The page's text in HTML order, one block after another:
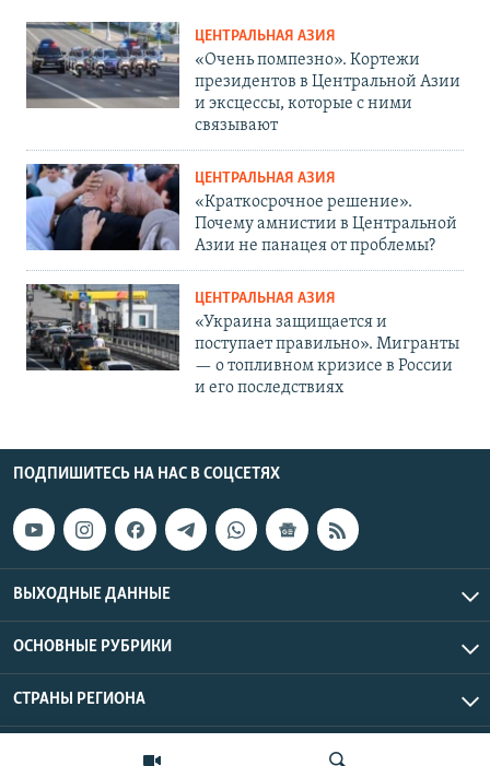
ЦЕНТРАЛЬНАЯ АЗИЯ
«Очень помпезно». Кортежи
президентов в Центральной Азии
и эксцессы, которые с ними
связывают
ЦЕНТРАЛЬНАЯ АЗИЯ
«Краткосрочное решение».
Почему амнистии в Центральной
Азии не панацея от проблемы?
ЦЕНТРАЛЬНАЯ АЗИЯ
«Украина защищается и
поступает правильно». Мигранты
— о топливном кризисе в России
и его последствиях
ПОДПИШИТЕСЬ НА НАС В СОЦСЕТЯХ
ВЫХОДНЫЕ ДАННЫЕ
ОСНОВНЫЕ РУБРИКИ
СТРАНЫ РЕГИОНА
Азаттык Азия © 2026 RFE/RL, Inc. | Все права защищены.